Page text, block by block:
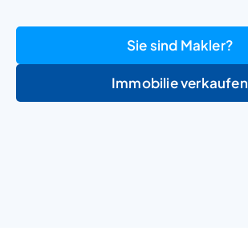
Sie sind Makler?
Immobilie verkaufen